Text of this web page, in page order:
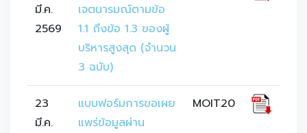
มี.ค.
2569
เจตนารมณ์ตามข้อ
1.1 ถึงข้อ 1.3 ของผู้
บริหารสูงสุด (จำนวน
3 ฉบับ)
23
มี.ค.
แบบฟอร์มการขอเผย
แพร่ข้อมูลผ่าน
MOIT20